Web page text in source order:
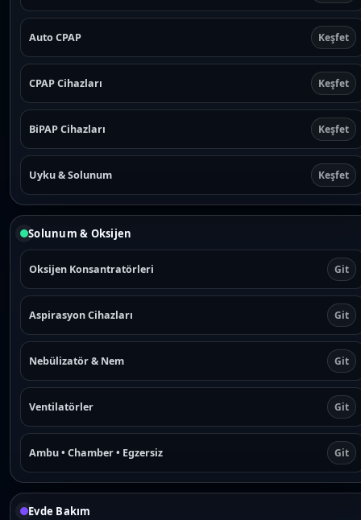
Auto CPAP Keşfet
CPAP Cihazları Keşfet
BiPAP Cihazları Keşfet
Uyku & Solunum Keşfet
Solunum & Oksijen
Oksijen Konsantratörleri Git
Aspirasyon Cihazları Git
Nebülizatör & Nem Git
Ventilatörler Git
Ambu • Chamber • Egzersiz Git
Evde Bakım